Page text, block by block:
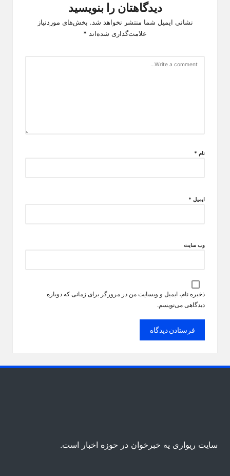
دیدگاهتان را بنویسید
نشانی ایمیل شما منتشر نخواهد شد. بخش‌های موردنیاز
علامت‌گذاری شده‌اند *
نام *
ایمیل *
وب‌ سایت
ذخیره نام، ایمیل و وبسایت من در مرورگر برای زمانی که دوباره
دیدگاهی می‌نویسم.
سایت ریواری یه خبرخوان در حوزه اخبار است.